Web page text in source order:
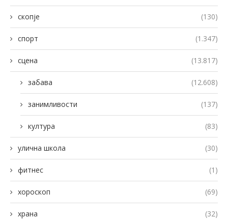
скопје (130)
спорт (1.347)
сцена (13.817)
забава (12.608)
занимливости (137)
култура (83)
улична школа (30)
фитнес (1)
хороскоп (69)
храна (32)